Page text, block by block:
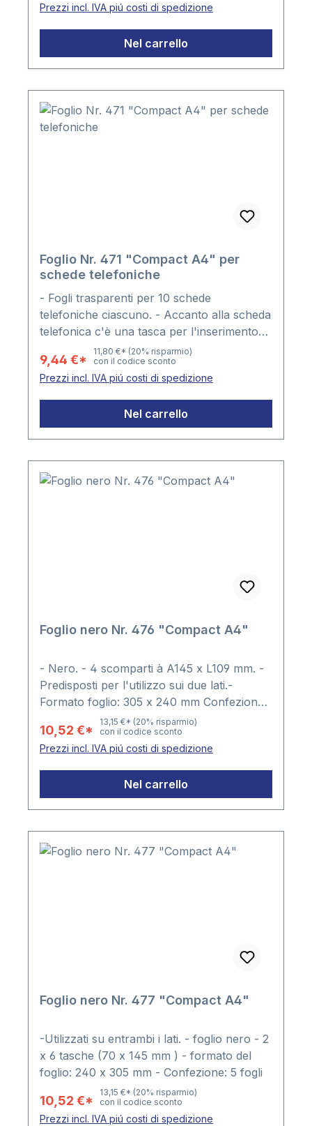
Prezzi incl. IVA piú costi di spedizione
Nel carrello
Foglio Nr. 471 "Compact A4" per
schede telefoniche
- Fogli trasparenti per 10 schede
telefoniche ciascuno. - Accanto alla scheda
telefonica c'è una tasca per l'inserimento
dell'etichetta - le etichette sono incluse. -
Formato del foglio 210mm di larghezza x
255mm di altezza. - 4 fori, distanza tra i fori
80 x 80 x 80mm. - Confezione: 5 fogli
9,44 €*
11,80 €* (20% risparmio)
con il codice sconto
Prezzi incl. IVA piú costi di spedizione
Nel carrello
Foglio nero Nr. 476 "Compact A4"
- Nero. - 4 scomparti à A145 x L109 mm. -
Predisposti per l'utilizzo sui due lati.-
Formato foglio: 305 x 240 mm Confezione:
10,52 €*
13,15 €* (20% risparmio)
con il codice sconto
Prezzi incl. IVA piú costi di spedizione
Nel carrello
Foglio nero Nr. 477 "Compact A4"
-Utilizzati su entrambi i lati. - foglio nero - 2
x 6 tasche (70 x 145 mm ) - formato del
foglio: 240 x 305 mm - Confezione: 5 fogli
10,52 €*
13,15 €* (20% risparmio)
con il codice sconto
Prezzi incl. IVA piú costi di spedizione